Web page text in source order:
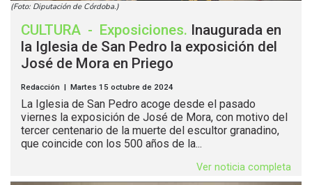
(Foto: Diputación de Córdoba.)
CULTURA - Exposiciones. Inaugurada en
la Iglesia de San Pedro la exposición del
José de Mora en Priego
Redacción | Martes 15 octubre de 2024
La Iglesia de San Pedro acoge desde el pasado
viernes la exposición de José de Mora, con motivo del
tercer centenario de la muerte del escultor granadino,
que coincide con los 500 años de la...
Ver noticia completa